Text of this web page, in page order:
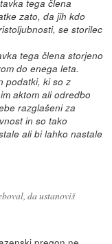
tega člena
zato, da jih kdo
se storilec
tega člena storjeno
do enega leta.
podatki, ki so z
aktom ali odredbo
razglašeni za
in so tako
ali bi lahko nastale
da ustanoviš